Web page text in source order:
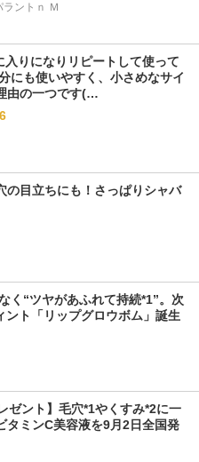
ントｎ Ｍ
りになりリピートして使って
にも使いやすく、小さめなサイ
由の一つです(…
6
の目立ちにも！さっぱりシャバ
く“ツヤがあふれて持続*1”。次
ント「リップグロウボム」誕生
ゼント】毛穴*1やくすみ*2に一
タミンC美容液を9月2日全国発